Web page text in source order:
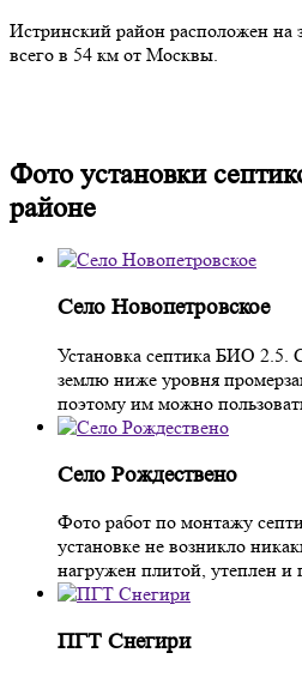
Истринский район расположен на
всего в 54 км от Москвы.
Фото установки
районе
Село Новопетровское
Установка септика БИО 2.5.
землю ниже уровня
поэтому им можно
Село Рождествено
Фото работ по монтажу
установке не возникло
нагружен плитой, утеплен и
ПГТ Снегири